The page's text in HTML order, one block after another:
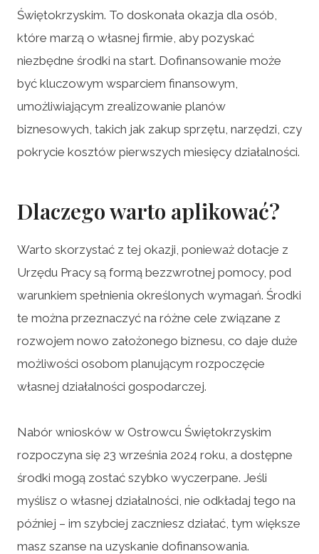
Świętokrzyskim. To doskonała okazja dla osób,
które marzą o własnej firmie, aby pozyskać
niezbędne środki na start. Dofinansowanie może
być kluczowym wsparciem finansowym,
umożliwiającym zrealizowanie planów
biznesowych, takich jak zakup sprzętu, narzędzi, czy
pokrycie kosztów pierwszych miesięcy działalności.
Dlaczego warto aplikować?
Warto skorzystać z tej okazji, ponieważ dotacje z
Urzędu Pracy są formą bezzwrotnej pomocy, pod
warunkiem spełnienia określonych wymagań. Środki
te można przeznaczyć na różne cele związane z
rozwojem nowo założonego biznesu, co daje duże
możliwości osobom planującym rozpoczęcie
własnej działalności gospodarczej.
Nabór wniosków w Ostrowcu Świętokrzyskim
rozpoczyna się 23 września 2024 roku, a dostępne
środki mogą zostać szybko wyczerpane. Jeśli
myślisz o własnej działalności, nie odkładaj tego na
później – im szybciej zaczniesz działać, tym większe
masz szanse na uzyskanie dofinansowania.